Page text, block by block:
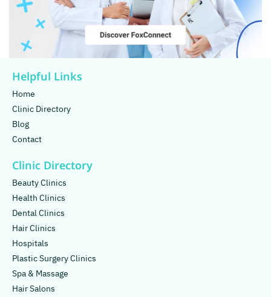
Helpful Links
Home
Clinic Directory
Blog
Contact
Clinic Directory
Beauty Clinics
Health Clinics
Dental Clinics
Hair Clinics
Hospitals
Plastic Surgery Clinics
Spa & Massage
Hair Salons